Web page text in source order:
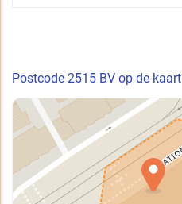
Postcode 2515 BV op de kaart